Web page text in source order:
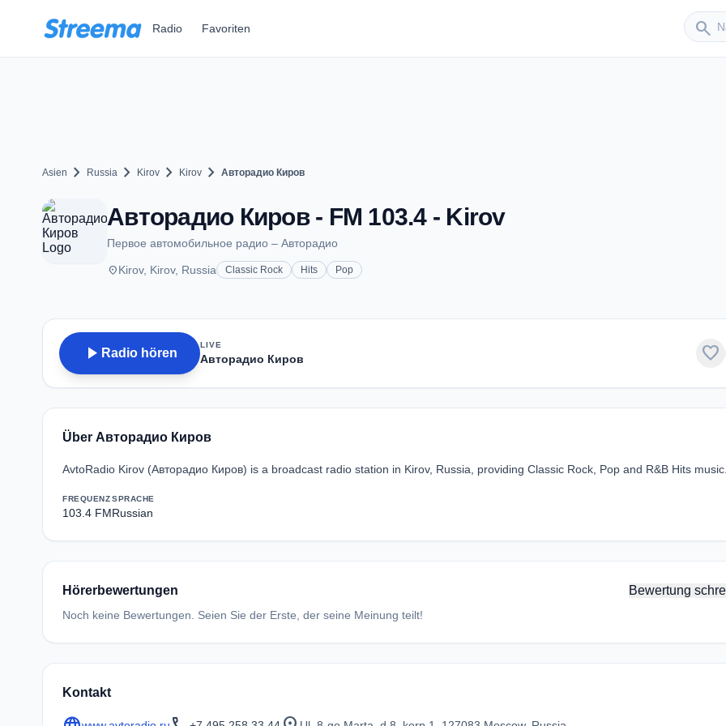
Radio Favoriten search
Sender
Asien chevron_right Russia chevron_right Kirov chevron_right Kirov chevron_right Авторадио Киров
Авторадио Киров - FM 103.4 - Kirov
Первое автомобильное радио – Авторадио
placeKirov, Kirov, Russia Classic Rock Hits Pop
play_arrow Radio hören
LIVE
Авторадио Киров favorite
Über Авторадио Киров
AvtoRadio Kirov (Авторадио Киров) is a broadcast radio station in Kirov, Russia, providing Classic Rock, Pop and R&B Hits music.
FREQUENZ
103.4 FM
SPRACHE
Russian
Hörerbewertungen Bewertung
Noch keine Bewertungen. Seien Sie der Erste, der seine Meinung teilt!
Kontakt